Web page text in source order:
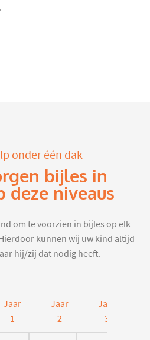
onder één dak
bijles in
deze niveaus
om te voorzien in bijles op elk
kunnen wij uw kind altijd
hij/zij dat nodig heeft.
Jaar
1
Jaar
2
Jaar
3